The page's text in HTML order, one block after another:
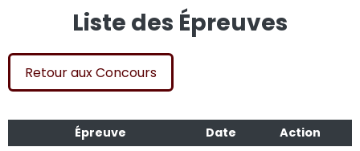
Liste des Épreuves
Retour aux Concours
Épreuve Date Action